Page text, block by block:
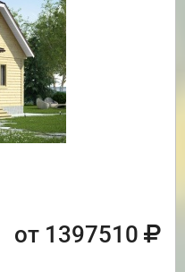
от 1397510